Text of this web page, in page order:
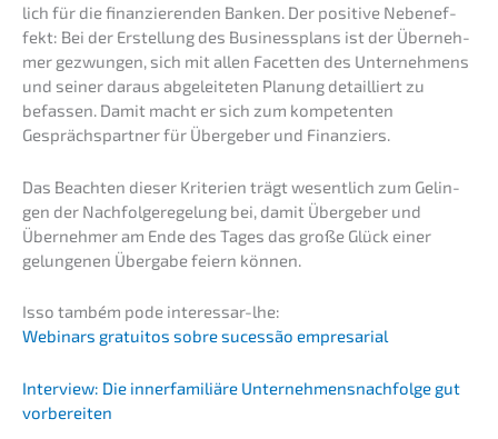
lich für die finan­zie­ren­den Banken. Der positi­ve Neben­ef­
fekt: Bei der Erstel­lung des Business­plans ist der Überneh­
mer gezwun­gen, sich mit allen Facet­ten des Unter­neh­mens
und seiner daraus abgelei­te­ten Planung detail­liert zu
befas­sen. Damit macht er sich zum kompe­ten­ten
Gesprächs­part­ner für Überge­ber und Finanziers.
Das Beach­ten dieser Krite­ri­en trägt wesent­lich zum Gelin­
gen der Nachfol­ge­re­ge­lung bei, damit Überge­ber und
Überneh­mer am Ende des Tages das große Glück einer
gelun­ge­nen Überga­be feiern können.
Isso também pode interessar-lhe:
Webinars gratui­tos sobre suces­são empresarial
Inter­view: Die inner­fa­mi­liä­re Unternehmens­nachfolge gut
vorbereiten